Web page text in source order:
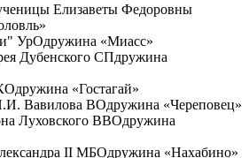
Елизаветы Федоровны
УрОдружина «Миасс»
Дубенского СПдружина
дружина «Гостагай»
Вавилова ВОдружина «Череповец»
Луховского ВВОдружина
II МБОдружина «Нахабино»